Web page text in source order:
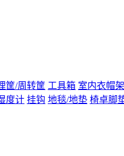
筐/周转筐 工具箱 室内衣帽架
度计 挂钩 地毯/地垫 椅卓脚